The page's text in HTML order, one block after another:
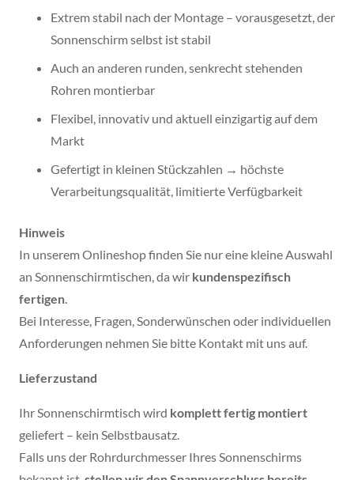
Extrem stabil nach der Montage – vorausgesetzt, der
Sonnenschirm selbst ist stabil
Auch an anderen runden, senkrecht stehenden
Rohren montierbar
Flexibel, innovativ und aktuell einzigartig auf dem
Markt
Gefertigt in kleinen Stückzahlen → höchste
Verarbeitungsqualität, limitierte Verfügbarkeit
Hinweis
In unserem Onlineshop finden Sie nur eine kleine Auswahl
an Sonnenschirmtischen, da wir kundenspezifisch
fertigen.
Bei Interesse, Fragen, Sonderwünschen oder individuellen
Anforderungen nehmen Sie bitte Kontakt mit uns auf.
Lieferzustand
Ihr Sonnenschirmtisch wird komplett fertig montiert
geliefert – kein Selbstbausatz.
Falls uns der Rohrdurchmesser Ihres Sonnenschirms